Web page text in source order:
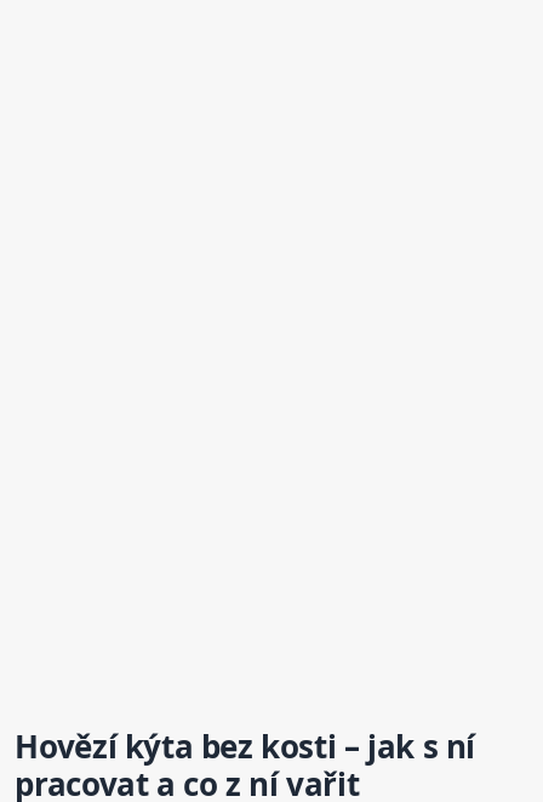
Hovězí kýta bez kosti – jak s ní
pracovat a co z ní vařit